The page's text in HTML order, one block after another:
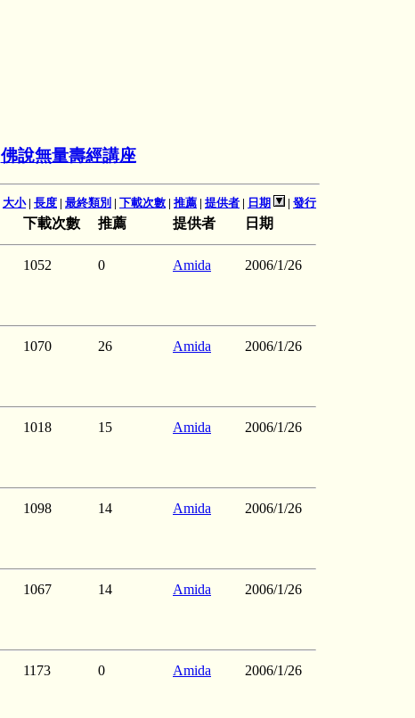
佛說無量壽經講座
大小| 長度 | 最終類別 | 下載次數 | 推薦 | 提供者 | 日期 | 發行
下載次數 推薦 提供者 日期
1052 0 Amida 2006/1/26
1070 26 Amida 2006/1/26
1018 15 Amida 2006/1/26
1098 14 Amida 2006/1/26
1067 14 Amida 2006/1/26
1173 0 Amida 2006/1/26